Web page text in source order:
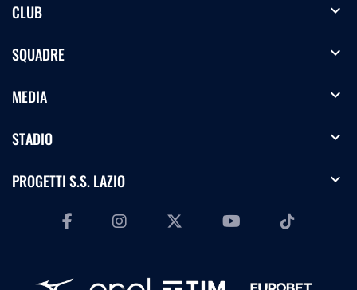
CLUB expand_more
SQUADRE expand_more
MEDIA expand_more
STADIO expand_more
PROGETTI S.S. LAZIO expand_more